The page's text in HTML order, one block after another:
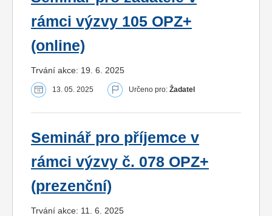
rámci výzvy 105 OPZ+
(online)
Trvání akce: 19. 6. 2025
13. 05. 2025 Určeno pro: Žadatel
Seminář pro příjemce v
rámci výzvy č. 078 OPZ+
(prezenční)
Trvání akce: 11. 6. 2025